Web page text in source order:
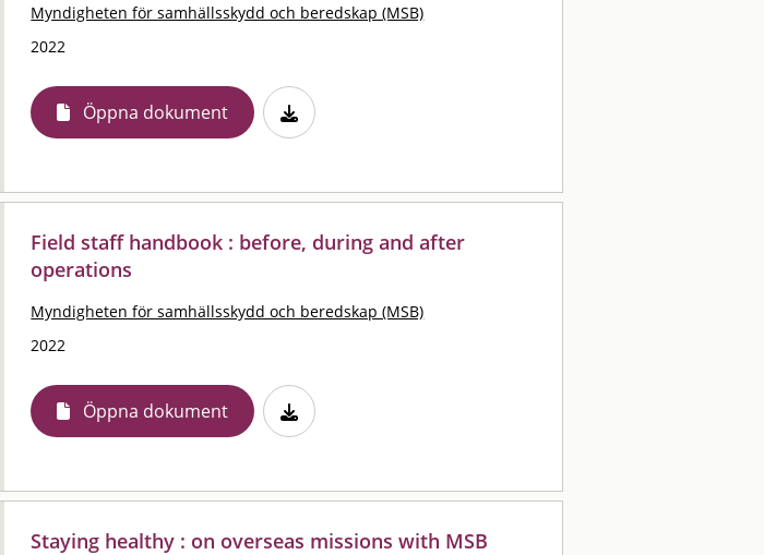
Myndigheten för samhällsskydd och beredskap (MSB)
2022
Öppna dokument
Field staff handbook : before, during and after
operations
Myndigheten för samhällsskydd och beredskap (MSB)
2022
Öppna dokument
Staying healthy : on overseas missions with MSB